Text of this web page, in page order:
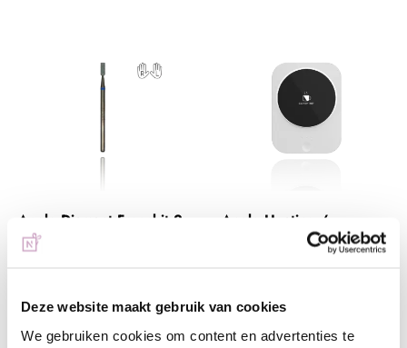
Deze website maakt gebruik van cookies
We gebruiken cookies om content en advertenties te
Anole Diamant Freesbit 2
Way | 4KC
Anole Heating /